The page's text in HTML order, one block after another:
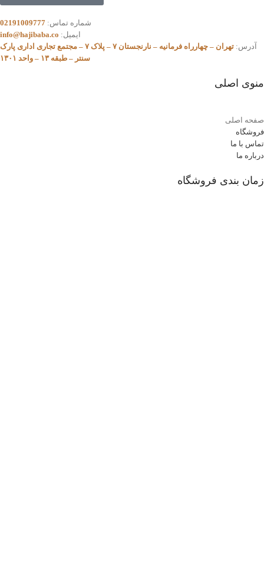
شماره تماس: 02191009777
ایمیل: info@hajibaba.co
آدرس:
تهران – چهارراه فرمانیه – نارنجستان ۷ – پلاک ۷ – مجتمع تجاری اداری پارک
سنتر – طبقه ۱۳ – واحد ۱۳۰۱
منوی اصلی
صفحه اصلی
فروشگاه
تماس با ما
درباره ما
زمان بندی فروشگاه